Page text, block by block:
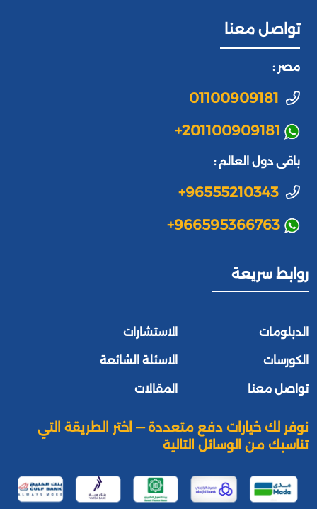
تواصل معنا
مصر :
01100909181
+201100909181
باقى دول العالم :
+96555210343
+966595366763
روابط سريعة
الدبلومات الاستشارات
الكورسات الاسئلة الشائعة
تواصل معنا المقالات
نوفر لك خيارات دفع متعددة — اختر الطريقة التي
تناسبك من الوسائل التالية